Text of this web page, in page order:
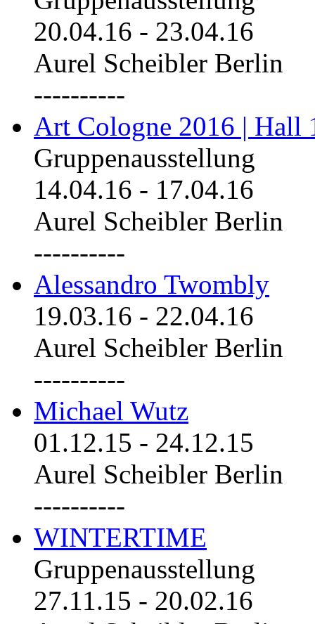
20.04.16 - 23.04.16
Aurel Scheibler Berlin
----------
Art Cologne 2016 | Hall
Gruppenausstellung
14.04.16 - 17.04.16
Aurel Scheibler Berlin
----------
Alessandro Twombly
19.03.16 - 22.04.16
Aurel Scheibler Berlin
----------
Michael Wutz
01.12.15 - 24.12.15
Aurel Scheibler Berlin
----------
WINTERTIME
Gruppenausstellung
27.11.15 - 20.02.16